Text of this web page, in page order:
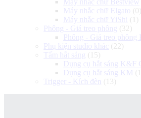
Máy nhắc chữ Elgato (0)
Máy nhắc chữ YiShi
(1)
Phông - Giá treo phông (32)
Phông - Giá treo phông
Phụ kiện studio khác (22)
Tấm hắt sáng (15)
Dụng cụ hắt sáng K&F
Dụng cụ hắt sáng KM
Trigger - Kích đèn
(13)